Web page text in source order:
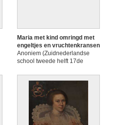
Maria met kind omringd met
engeltjes en vruchtenkransen
Anoniem (Zuidnederlandse
school tweede helft 17de
Pieter Capuyns